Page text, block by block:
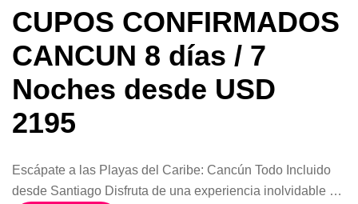
CUPOS CONFIRMADOS
CANCUN 8 días / 7
Noches desde USD
2195
Escápate a las Playas del Caribe: Cancún Todo Incluido
desde Santiago Disfruta de una experiencia inolvidable en